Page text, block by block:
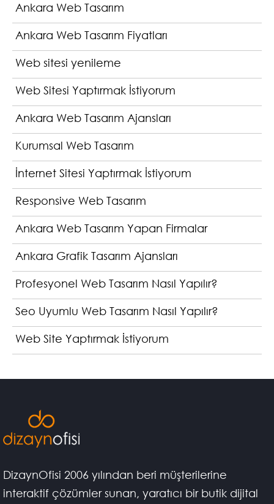
Ankara Web Tasarım
Ankara Web Tasarım Fiyatları
Web sitesi yenileme
Web Sitesi Yaptırmak İstiyorum
Ankara Web Tasarım Ajansları
Kurumsal Web Tasarım
İnternet Sitesi Yaptırmak İstiyorum
Responsive Web Tasarım
Ankara Web Tasarım Yapan Firmalar
Ankara Grafik Tasarım Ajansları
Profesyonel Web Tasarım Nasıl Yapılır?
Seo Uyumlu Web Tasarım Nasıl Yapılır?
Web Site Yaptırmak İstiyorum
DizaynOfisi 2006 yılından beri müşterilerine
interaktif çözümler sunan, yaratıcı bir butik dijital